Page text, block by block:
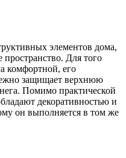
элементов дома,
Для того
комфортной, его
защищает верхнюю
Помимо практической
декоративностью и
он выполняется в том же